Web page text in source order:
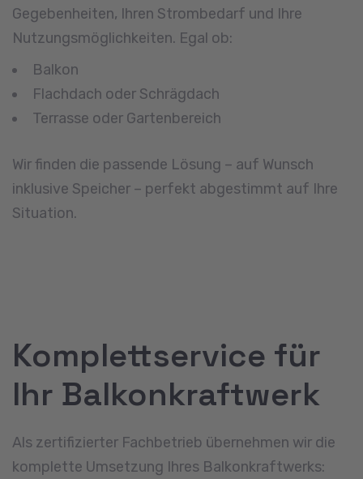
Gegebenheiten, Ihren Strombedarf und Ihre
Nutzungsmöglichkeiten. Egal ob:
Balkon
Flachdach oder Schrägdach
Terrasse oder Gartenbereich
Wir finden die passende Lösung – auf Wunsch
inklusive Speicher – perfekt abgestimmt auf Ihre
Situation.
Komplettservice für
Ihr Balkonkraftwerk
Als zertifizierter Fachbetrieb übernehmen wir die
komplette Umsetzung Ihres Balkonkraftwerks: